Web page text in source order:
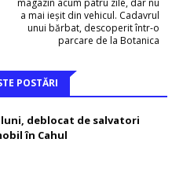
magazin acum patru zile, dar nu
a mai ieșit din vehicul. Cadavrul
unui bărbat, descoperit într-o
parcare de la Botanica
POSTĂRI
deblocat de salvatori
în Cahul